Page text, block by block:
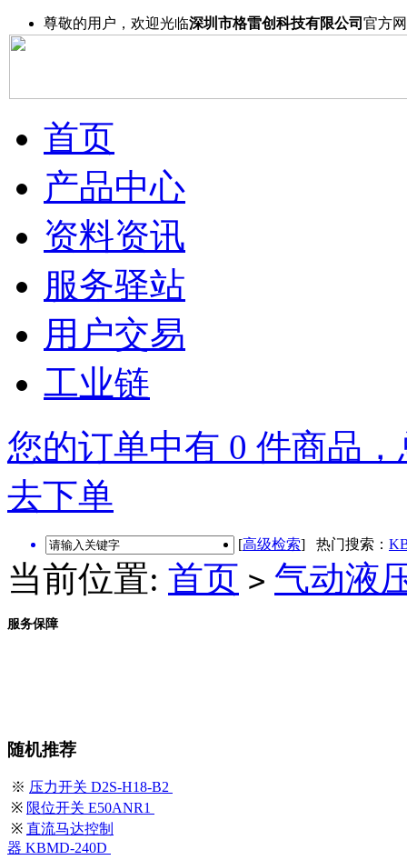
尊敬的用户，欢迎光临深圳市格雷创科技有限公司 官方
首页
产品中心
资料资讯
服务驿站
用户交易
工业链
您的订单中有 0 件商品
去下单
[高级检索] 热门搜索：
当前位置: 首页 > 气动液
服务保障
随机推荐
※ 压力开关 D2S-H18-B2
※ 限位开关 E50ANR1
※ 直流马达控制
器 KBMD-240D